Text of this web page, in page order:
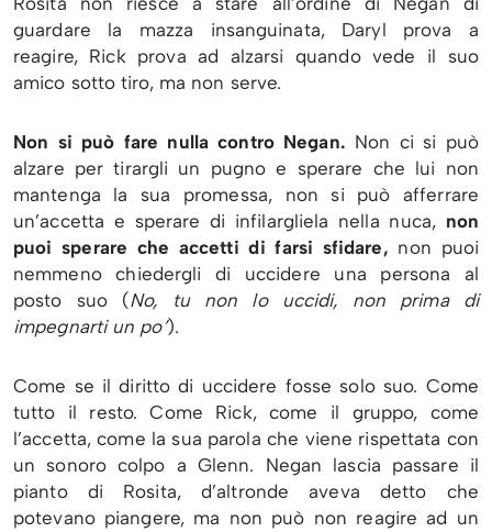
guardare la mazza insanguinata, Daryl prova a
reagire, Rick prova ad alzarsi quando vede il suo
amico sotto tiro, ma non serve.
Non si può fare nulla contro Negan. Non ci si può
alzare per tirargli un pugno e sperare che lui non
mantenga la sua promessa, non si può afferrare
un’accetta e sperare di infilargliela nella nuca, non
puoi sperare che accetti di farsi sfidare, non puoi
nemmeno chiedergli di uccidere una persona al
posto suo (No, tu non lo uccidi, non prima di
impegnarti un po’).
Come se il diritto di uccidere fosse solo suo. Come
tutto il resto. Come Rick, come il gruppo, come
l’accetta, come la sua parola che viene rispettata con
un sonoro colpo a Glenn. Negan lascia passare il
pianto di Rosita, d’altronde aveva detto che
potevano piangere, ma non può non reagire ad un